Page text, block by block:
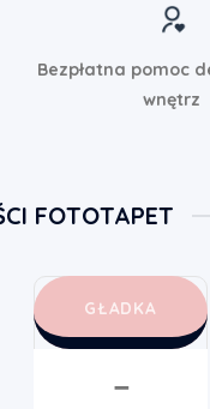
Bezpłatna pomoc
wnętrz
FOTOTAPET
GŁADKA
➖